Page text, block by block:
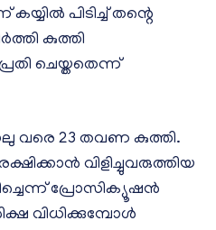
പിടിച്ച് തന്റെ
കുത്തി
ചെയ്തതെന്ന്
വരെ 23 തവണ കുത്തി.
വിളിച്ചുവരുത്തിയ
പ്രോസിക്യൂഷൻ‌
വിധിക്കുമ്പോൾ